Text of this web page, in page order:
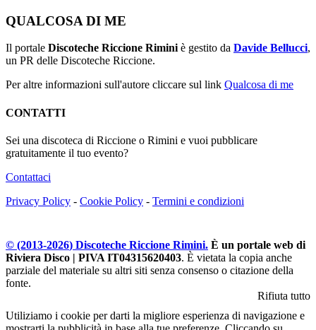
QUALCOSA DI ME
Il portale Discoteche Riccione Rimini è gestito da Davide Bellucci,
un PR delle Discoteche Riccione.
Per altre informazioni sull'autore cliccare sul link Qualcosa di me
CONTATTI
Sei una discoteca di Riccione o Rimini e vuoi pubblicare
gratuitamente il tuo evento?
Contattaci
Privacy Policy - Cookie Policy - Termini e condizioni
© (2013-2026) Discoteche Riccione Rimini. È un portale web di
Riviera Disco | PIVA IT04315620403. È vietata la copia anche
parziale del materiale su altri siti senza consenso o citazione della
fonte.
Rifiuta tutto
Utiliziamo i cookie per darti la migliore esperienza di navigazione e